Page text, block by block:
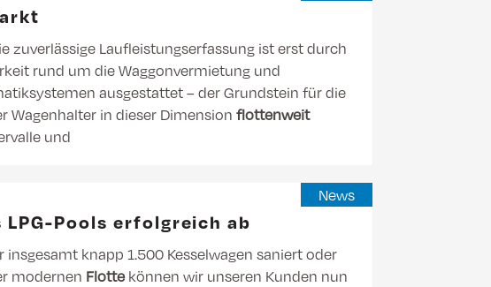
zuverlässige Laufleistungserfassung ist erst durch
rund um die Waggonvermietung und
ausgestattet – der Grundstein für die
Wagenhalter in dieser Dimension flottenweit
und
News
Pools erfolgreich ab
knapp 1.500 Kesselwagen saniert oder
modernen Flottekönnen wir unseren Kunden nun